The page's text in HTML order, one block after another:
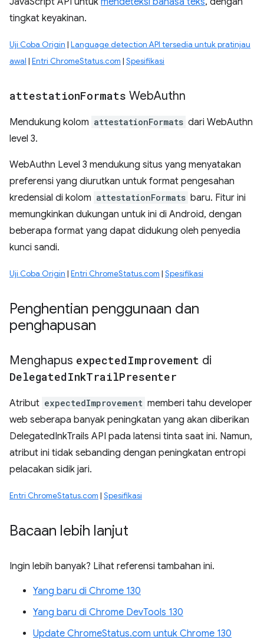
tingkat keyakinan.
Uji Coba Origin | Language detection API tersedia untuk pratinjau
awal | Entri ChromeStatus.com | Spesifikasi
attestationFormats WebAuthn
Mendukung kolom attestationFormats dari WebAuthn
level 3.
WebAuthn Level 3 mendukung situs yang menyatakan
preferensi yang diurutkan untuk format pengesahan
kredensial di kolom attestationFormats baru. Fitur ini
memungkinkan dukungan untuk ini di Android, dengan
beberapa format yang dapat didukung oleh penyedia
kunci sandi.
Uji Coba Origin | Entri ChromeStatus.com | Spesifikasi
Penghentian penggunaan dan
penghapusan
Menghapus expectedImprovement di
DelegatedInkTrailPresenter
Atribut expectedImprovement memberi tahu developer
web seberapa banyak peningkatan yang akan diberikan
DelegatedInkTrails API pada latensi tinta saat ini. Namun,
atribut ini tidak sebanding dengan peningkatan entropi
pelacakan sidik jari.
Entri ChromeStatus.com | Spesifikasi
Bacaan lebih lanjut
Ingin lebih banyak? Lihat referensi tambahan ini.
Yang baru di Chrome 130
Yang baru di Chrome DevTools 130
Update ChromeStatus.com untuk Chrome 130